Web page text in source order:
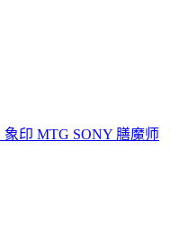
象印 MTG SONY 膳魔师